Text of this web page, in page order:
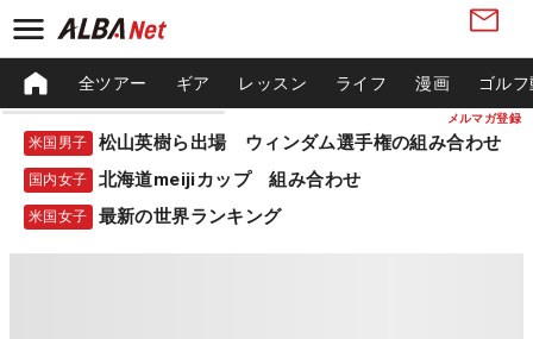
メルマガ登録
全ツアー ギア レッスン ライフ 漫画 ゴル
米国男子 松山英樹ら出場 ウィンダム選手権の組み合わせ
国内女子 北海道meijiカップ 組み合わせ
米国女子 最新の世界ランキング